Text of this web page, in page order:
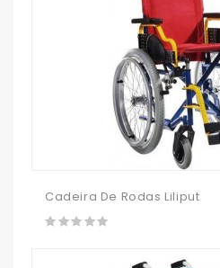
Cadeira De Rodas Liliput